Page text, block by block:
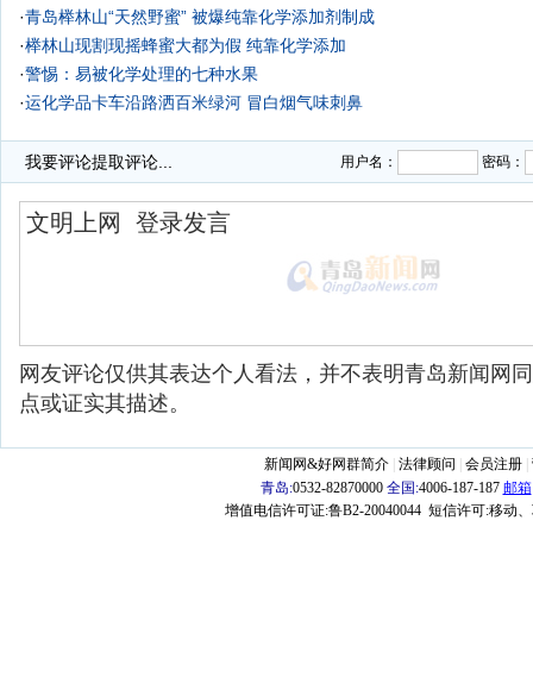
·青岛榉林山“天然野蜜” 被爆纯靠化学添加剂制成
·榉林山现割现摇蜂蜜大都为假 纯靠化学添加
·警惕：易被化学处理的七种水果
·运化学品卡车沿路洒百米绿河 冒白烟气味刺鼻
我要评论提取评论... 用户名： 密码：
网友评论仅供其表达个人看法，并不表明青岛新闻网
点或证实其描述。